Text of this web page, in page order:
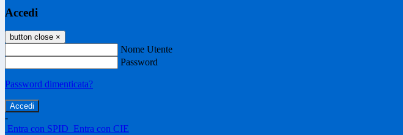
Accedi
button close ×
Nome Utente
Password
Password dimenticata?
-
Entra con SPID Entra con CIE